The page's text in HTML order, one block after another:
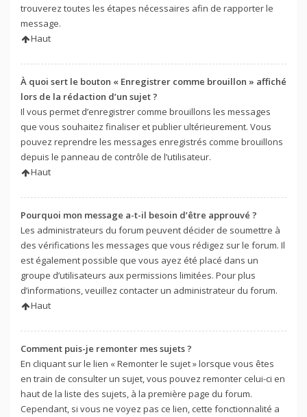
trouverez toutes les étapes nécessaires afin de rapporter le
message.
Haut
À quoi sert le bouton « Enregistrer comme brouillon » affiché
lors de la rédaction d’un sujet ?
Il vous permet d’enregistrer comme brouillons les messages
que vous souhaitez finaliser et publier ultérieurement. Vous
pouvez reprendre les messages enregistrés comme brouillons
depuis le panneau de contrôle de l’utilisateur.
Haut
Pourquoi mon message a-t-il besoin d’être approuvé ?
Les administrateurs du forum peuvent décider de soumettre à
des vérifications les messages que vous rédigez sur le forum. Il
est également possible que vous ayez été placé dans un
groupe d’utilisateurs aux permissions limitées. Pour plus
d’informations, veuillez contacter un administrateur du forum.
Haut
Comment puis-je remonter mes sujets ?
En cliquant sur le lien « Remonter le sujet » lorsque vous êtes
en train de consulter un sujet, vous pouvez remonter celui-ci en
haut de la liste des sujets, à la première page du forum.
Cependant, si vous ne voyez pas ce lien, cette fonctionnalité a